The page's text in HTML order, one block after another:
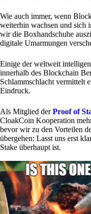
Wie auch immer, wenn
weiterhin wachsen und sich
wir die Boxhandschuhe
digitale Umarmungen
Einige der weltweit
innerhalb des Blockchain
Schlammschlacht vermittelt
Eindruck.
Als Mitglied derProof of
CloakCoin Kooperation
bevor wir zu den Vorteilen
übergehen: Lasst uns erst
Stake überhaupt ist.